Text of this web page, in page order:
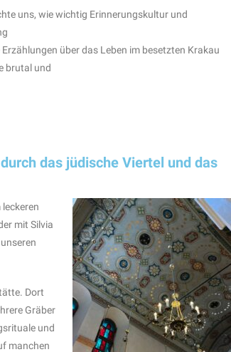
uns, wie wichtig Erinnerungskultur und
über das Leben im besetzten Krakau
brutal und
das jüdische Viertel und das
mit Silvia
Dort
Gräber
und
manchen